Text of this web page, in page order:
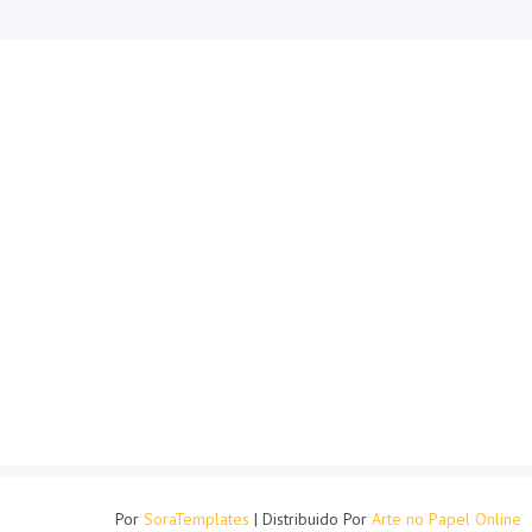
Por SoraTemplates | Distribuido Por Arte no Papel Online